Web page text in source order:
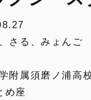
さる、みょんご
附属須磨ノ浦高
め座